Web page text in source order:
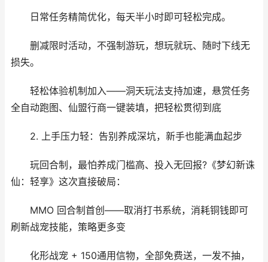
日常任务精简优化，每天半小时即可轻松完成。
删减限时活动，不强制游玩，想玩就玩、随时下线无
损失。
轻松体验机制加入——洞天玩法支持加速，悬赏任务
全自动跑图、仙盟行商一键装填，把轻松贯彻到底
2. 上手压力轻：告别养成深坑，新手也能满血起步
玩回合制，最怕养成门槛高、投入无回报?《梦幻新诛
仙：轻享》这次直接破局：
MMO 回合制首创——取消打书系统，消耗铜钱即可
刷新战宠技能，策略更多变
化形战宠 + 150通用信物，全部免费送，一发不抽，